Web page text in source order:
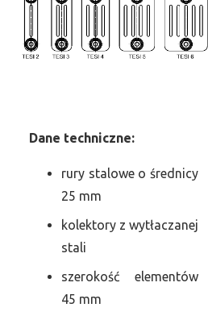
Dane techniczne:
rury stalowe o średnicy
25 mm
kolektory z wytłaczanej
stali
szerokość elementów
45 mm